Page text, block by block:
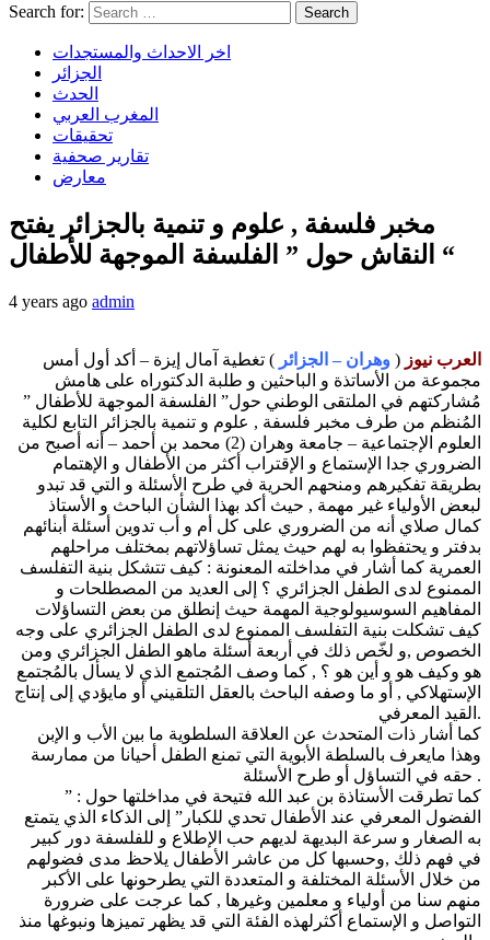
Search for:
اخر الاحداث والمستجدات
الجزائر
الحدث
المغرب العربي
تحقيقات
تقارير صحفية
معارض
مخبر فلسفة , علوم و تنمية بالجزائر يفتح
النقاش حول ” الفلسفة الموجهة للأطفال “
4 years ago admin
العرب نيوز ( وهران – الجزائر ) تغطية آمال إيزة – أكد أول أمس
مجموعة من الأساتذة و الباحثين و طلبة الدكتوراه على هامش
مُشاركتهم في الملتقى الوطني حول” الفلسفة الموجهة للأطفال ”
المُنظم من طرف مخبر فلسفة , علوم و تنمية بالجزائر التابع لكلية
العلوم الإجتماعية – جامعة وهران (2) محمد بن أحمد – أنه أصبح من
الضروري جدا الإستماع و الإقتراب أكثر من الأطفال و الإهتمام
بطريقة تفكيرهم ومنحهم الحرية في طرح الأسئلة و التي قد تبدو
لبعض الأولياء غير مهمة , حيث أكد بهذا الشأن الباحث و الأستاذ
كمال صلاي أنه من الضروري على كل أم و أب تدوين أسئلة أبنائهم
بدفتر و يحتفظوا به لهم حيث يمثل تساؤلاتهم بمختلف مراحلهم
العمرية كما أشار في مداخلته المعنونة : كيف تتشكل بنية التفلسف
الممنوع لدى الطفل الجزائري ؟ إلى العديد من المصطلحات و
المفاهيم السوسيولوجية المهمة حيث إنطلق من بعض التساؤلات
كيف تشكلت بنية التفلسف الممنوع لدى الطفل الجزائري على وجه
الخصوص ,و لخّص ذلك في أربعة أسئلة ماهو الطفل الجزائري ومن
هو وكيف هو و أين هو ؟ , كما وصف المُجتمع الذي لا يسأل بالمُجتمع
الإستهلاكي , أو ما وصفه الباحث بالعقل التلقيني أو مايؤدي إلى إنتاج
القيد المعرفي.
كما أشار ذات المتحدث عن العلاقة السلطوية ما بين الأب و الإبن
وهذا مايعرف بالسلطة الأبوية التي تمنع الطفل أحيانا من ممارسة
حقه في التساؤل أو طرح الأسئلة .
كما تطرقت الأستاذة بن عبد الله فتيحة في مداخلتها حول : ”
الفضول المعرفي عند الأطفال تحدي للكبار” إلى الذكاء الذي يتمتع
به الصغار و سرعة البديهة لديهم حب الإطلاع و للفلسفة دور كبير
في فهم ذلك ,وحسبها كل من عاشر الأطفال يلاحظ مدى فضولهم
من خلال الأسئلة المختلفة و المتعددة التي يطرحونها على الأكبر
منهم سنا من أولياء و معلمين وغيرها , كما عرجت على ضرورة
التواصل و الإستماع أكثرلهذه الفئة التي قد يظهر تميزها ونبوغها منذ